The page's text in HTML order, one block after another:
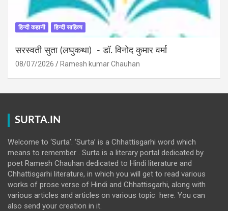
हिन्दी कहानी हिन्दी साहित्य
सरस्वती सुता (लघुकथा) ​- डॉ. विनोद कुमार वर्मा
08/07/2026 Ramesh kumar Chauhan
SURTA.IN
Welcome to ‘Surta’. ‘Surta’ is a Chhattisgarhi word which
means to remember . Surta is a literary portal dedicated by
poet Ramesh Chauhan dedicated to Hindi literature and
Chhattisgarhi literature, in which you will get to read various
works of prose verse of Hindi and Chhattisgarhi, along with
various articles and articles on various topic here. You can
also send your creation in it.